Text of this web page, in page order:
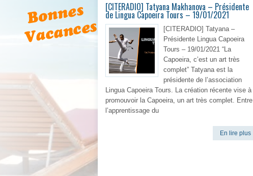
[CITERADIO] Tatyana Makhanova – Présidente
de Lingua Capoeira Tours – 19/01/2021
[CITERADIO] Tatyana –
Présidente Lingua Capoeira
Tours – 19/01/2021 “La
Capoeira, c’est un art très
complet” Tatyana est la
présidente de l’association
Lingua Capoeira Tours. La création récente vise à
promouvoir la Capoeira, un art très complet. Entre
l’apprentissage du
En lire plus